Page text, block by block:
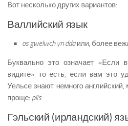
Вот несколько других вариантов:
Валлийский язык
os gwelwch yn ddaили, более
Буквально это означает
видите» то есть, если вам это
Уельсе знают немного
проще: plîs
Гэльский (ирландский)